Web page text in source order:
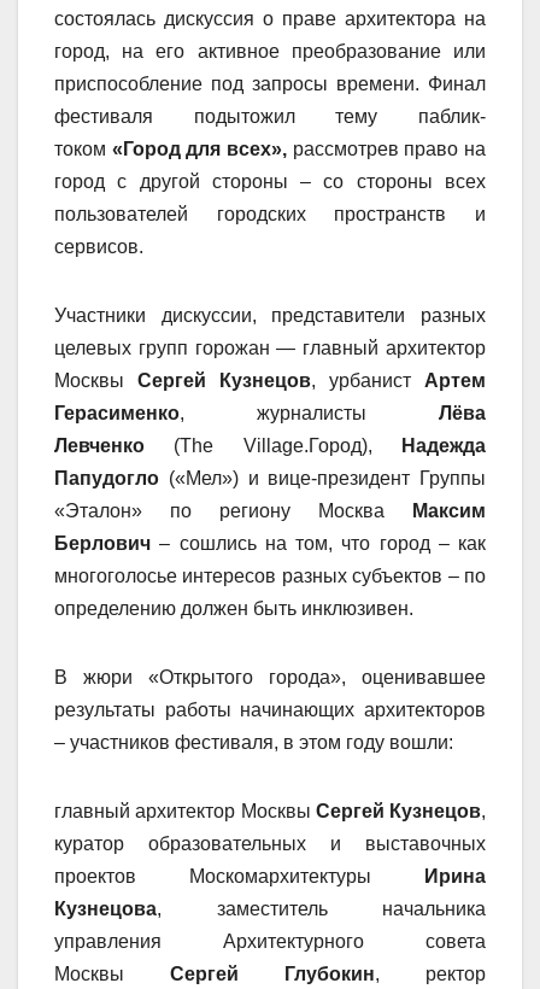
состоялась дискуссия о праве архитектора на
город, на его активное преобразование или
приспособление под запросы времени. Финал
фестиваля подытожил тему паблик-
током «Город для всех», рассмотрев право на
город с другой стороны – со стороны всех
пользователей городских пространств и
сервисов.
Участники дискуссии, представители разных
целевых групп горожан — главный архитектор
Москвы Сергей Кузнецов, урбанист Артем
Герасименко, журналисты Лёва
Левченко (The Village.Город),
Надежда
Папудогло («Мел») и вице-президент Группы
«Эталон» по региону Москва
Максим
Берлович – сошлись на том, что город – как
многоголосье интересов разных субъектов – по
определению должен быть инклюзивен.
В жюри «Открытого города», оценивавшее
результаты работы начинающих архитекторов
– участников фестиваля, в этом году вошли:
главный архитектор Москвы Сергей Кузнецов,
куратор образовательных и выставочных
проектов Москомархитектуры
Ирина
Кузнецова,
заместитель начальника
управления Архитектурного совета
Москвы
Сергей Глубокин, ректор